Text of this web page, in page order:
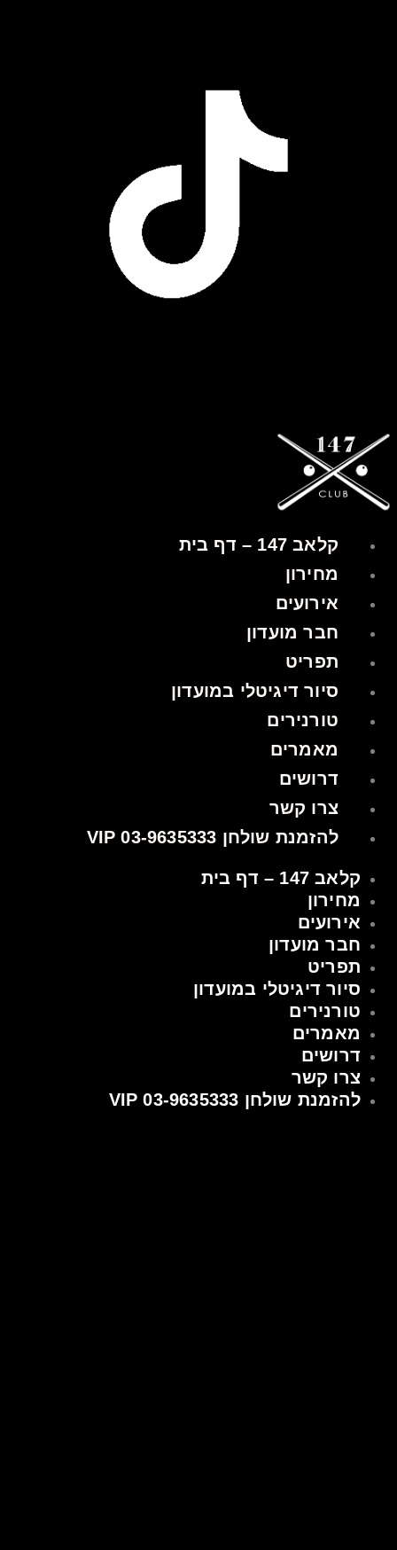
קלאב 147 – דף בית
מחירון
אירועים
חבר מועדון
תפריט
סיור דיגיטלי במועדון
טורנירים
מאמרים
דרושים
צרו קשר
להזמנת שולחן VIP 03-9635333
קלאב 147 – דף בית
מחירון
אירועים
חבר מועדון
תפריט
סיור דיגיטלי במועדון
טורנירים
מאמרים
דרושים
צרו קשר
להזמנת שולחן VIP 03-9635333